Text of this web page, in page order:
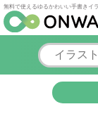
無料で使えるゆるかわいい手書きイ